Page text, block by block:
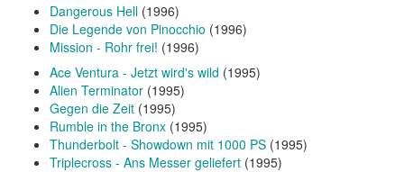
Dangerous Hell (1996)
Die Legende von Pinocchio (1996)
Mission - Rohr frei! (1996)
Ace Ventura - Jetzt wird's wild (1995)
Alien Terminator (1995)
Gegen die Zeit (1995)
Rumble in the Bronx (1995)
Thunderbolt - Showdown mit 1000 PS (1995)
Triplecross - Ans Messer geliefert (1995)